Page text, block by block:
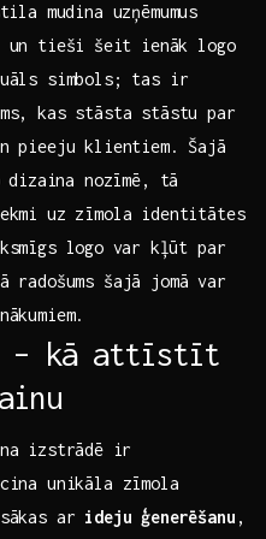
mudina uzņēmumus
un tieši⁤ šeit ienāk logo
simbols; tas‍ ir
kas stāsta stāstu par
pieeju klientiem. Šajā
nozīmē, tā
uz zīmola identitātes
logo ⁢var ⁣kļūt par
radošums šajā jomā var
– kā attīstīt
izstrādē ⁣ir
unikāla‍ zīmola
ar ideju ģenerēšanu ,